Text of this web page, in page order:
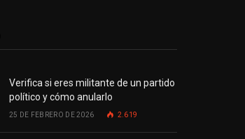
Verifica si eres militante de un partido
político y cómo anularlo
25 DE FEBRERO DE 2026 2.619